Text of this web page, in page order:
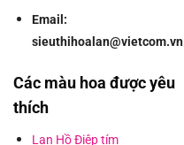
Email:
sieuthihoalan@vietcom.vn
Các màu hoa được yêu
thích
Lan Hồ Điệp tím